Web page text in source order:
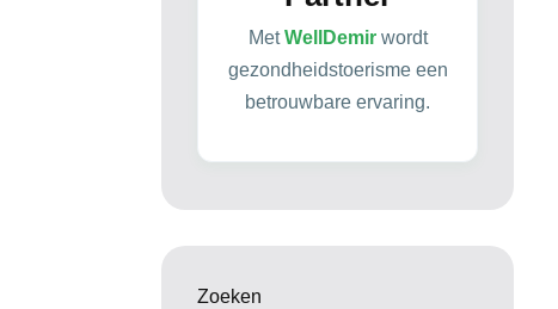
MetWellDemirwordt
gezondheidstoerisme een
betrouwbare ervaring.
Zoeken